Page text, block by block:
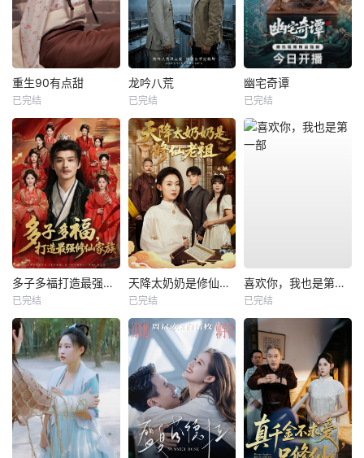
重生90有点甜
已完结
龙吟八荒
已完结
幽宅奇谭
已完结
多子多福打造最强修仙家族
已完结
天降太奶奶是修仙老祖
已完结
喜欢你，我也是第一部
已完结